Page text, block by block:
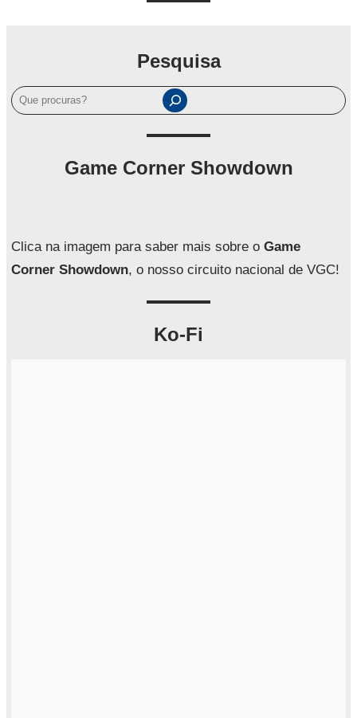
Pesquisa
P
e
a
Game Corner Showdown
Clica na imagem para saber mais sobre o Game
Corner Showdown, o nosso circuito nacional de VGC!
Ko-Fi